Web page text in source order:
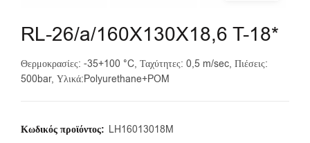
RL-26/a/160X130X18,6 T-18*
Θερμοκρασίες: -35+100 °C, Ταχύτητες: 0,5 m/sec, Πιέσεις:
500bar, Υλικά:Polyurethane+POM
Κωδικός προϊόντος: LH16013018M